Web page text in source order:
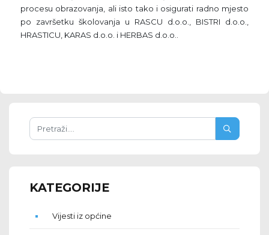
procesu obrazovanja, ali isto tako i osigurati radno mjesto
po završetku školovanja u RASCU d.o.o., BISTRI d.o.o.,
HRASTICU, KARAS d.o.o. i HERBAS d.o.o..
KATEGORIJE
Vijesti iz općine